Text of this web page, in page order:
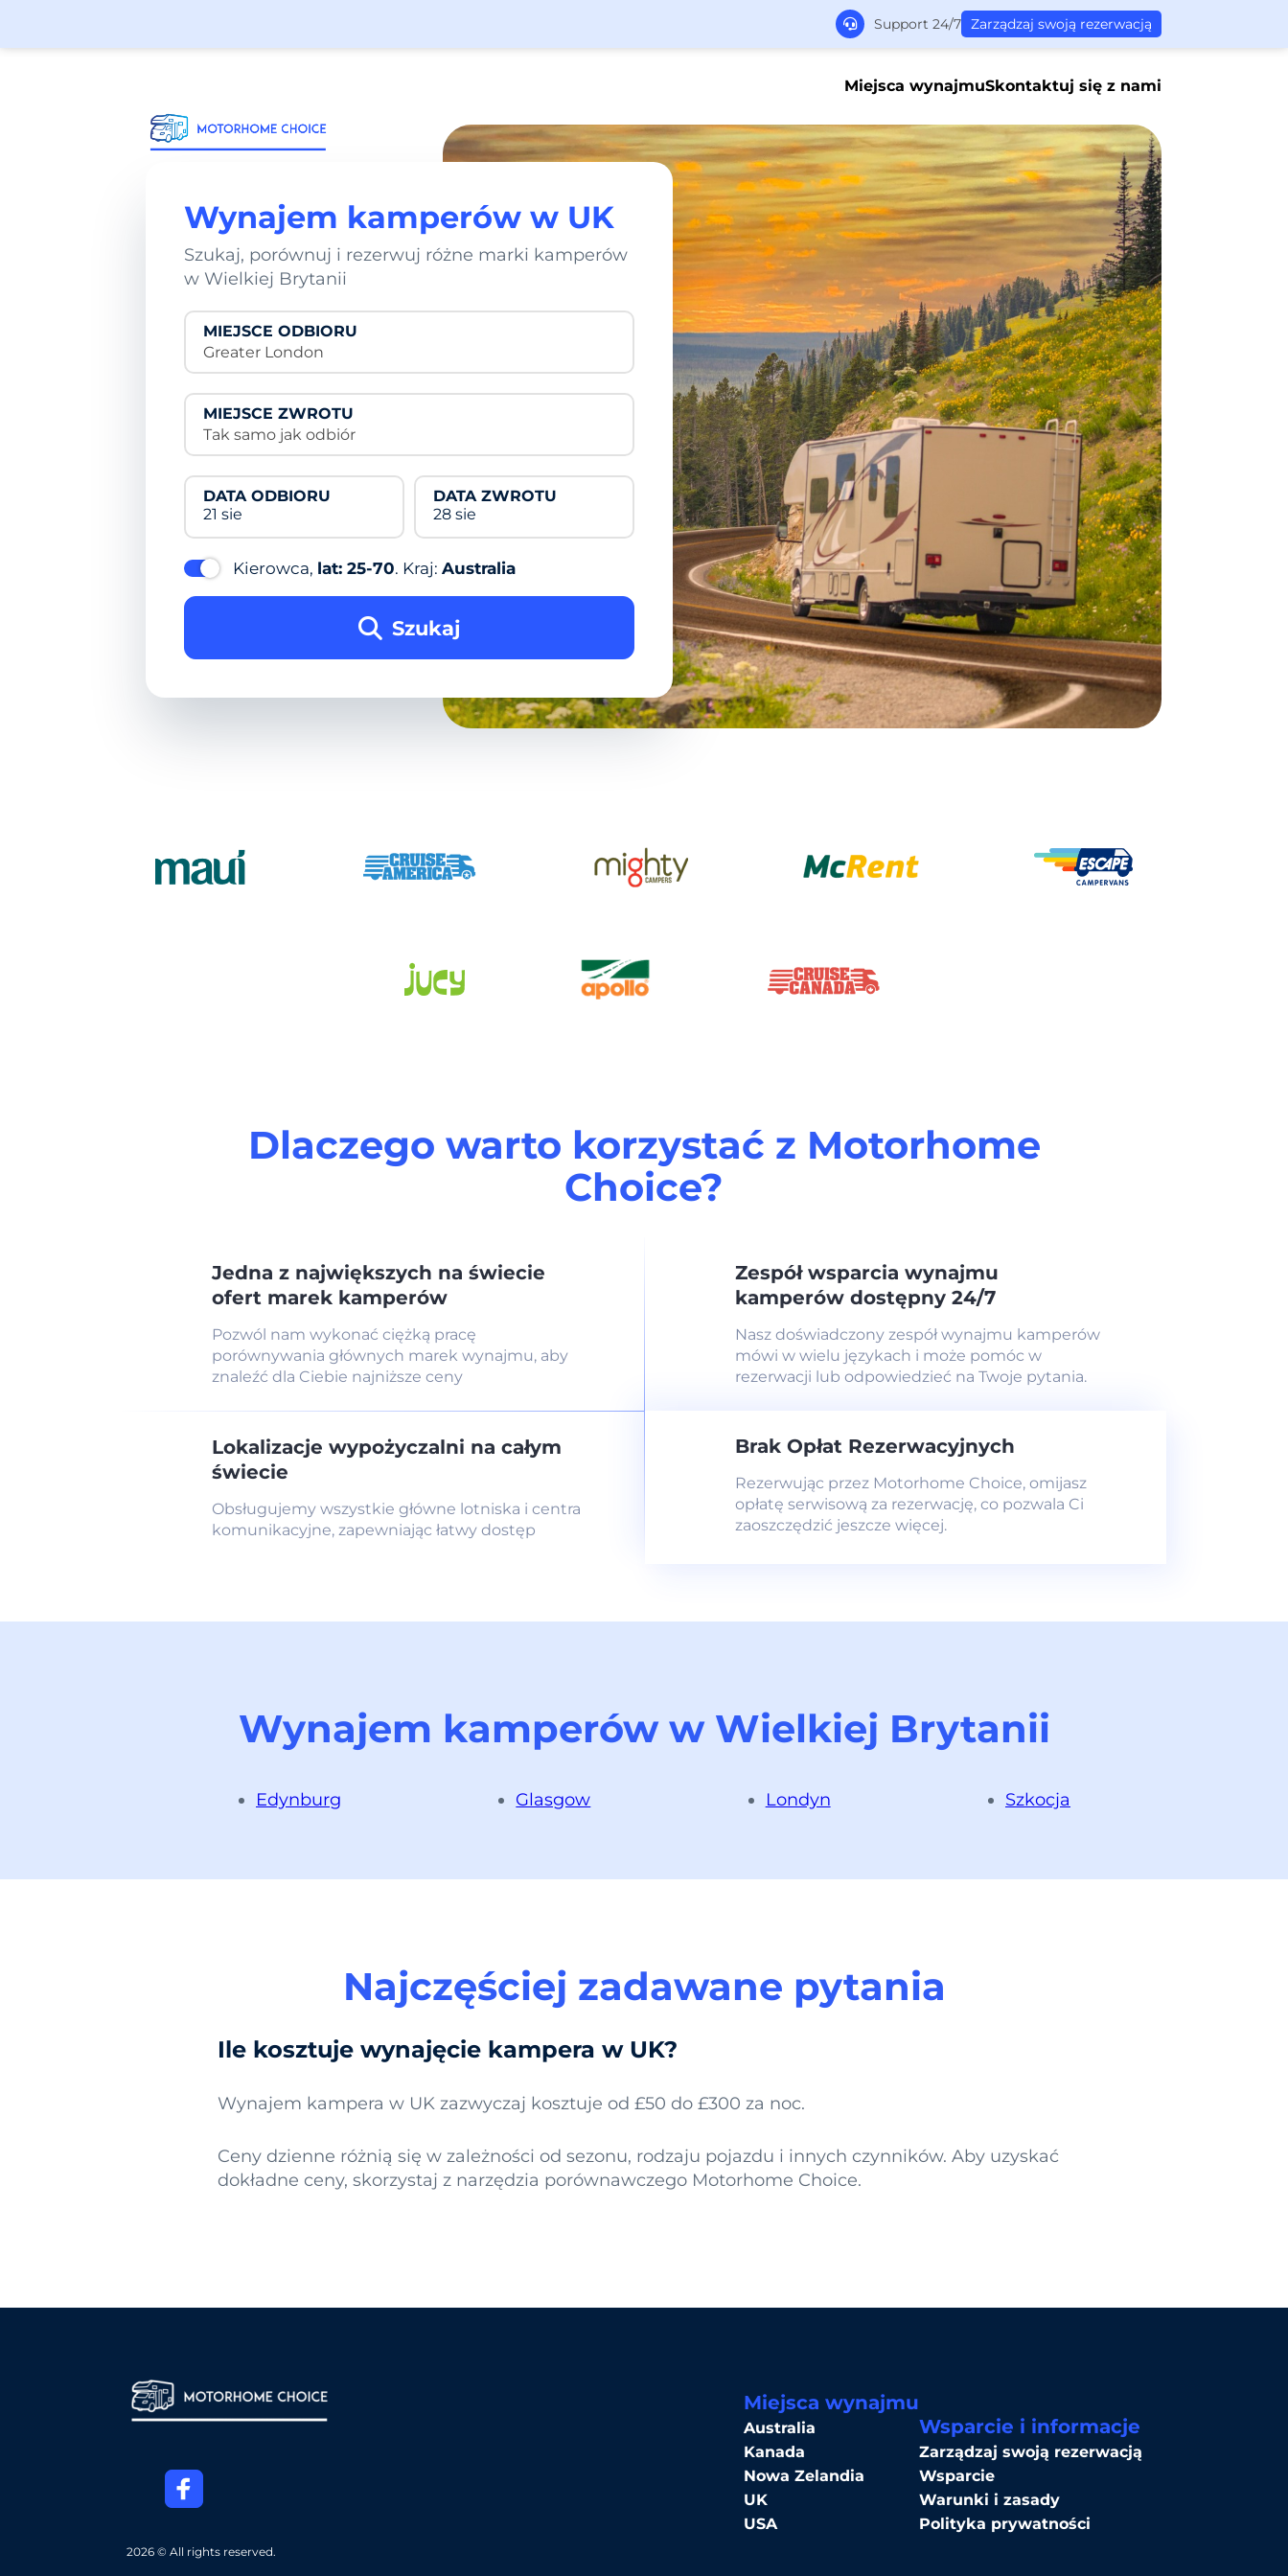
Support 24/7 Zarządzaj swoją rezerwacją
Miejsca wynajmuSkontaktuj się z nami
Wynajem kamperów w UK
Szukaj, porównuj i rezerwuj różne marki kamperów
w Wielkiej Brytanii
MIEJSCE ODBIORU
Greater London
MIEJSCE ZWROTU
Tak samo jak odbiór
DATA ODBIORU
21 sie
DATA ZWROTU
28 sie
Kierowca, lat: 25-70. Kraj: Australia
Szukaj
Dlaczego warto korzystać z Motorhome
Choice?
Jedna z największych na świecie
ofert marek kamperów
Pozwól nam wykonać ciężką pracę
porównywania głównych marek wynajmu, aby
znaleźć dla Ciebie najniższe ceny
Zespół wsparcia wynajmu
kamperów dostępny 24/7
Nasz doświadczony zespół wynajmu kamperów
mówi w wielu językach i może pomóc w
rezerwacji lub odpowiedzieć na Twoje pytania.
Lokalizacje wypożyczalni na całym
świecie
Obsługujemy wszystkie główne lotniska i centra
komunikacyjne, zapewniając łatwy dostęp
Brak Opłat Rezerwacyjnych
Rezerwując przez Motorhome Choice, omijasz
opłatę serwisową za rezerwację, co pozwala Ci
zaoszczędzić jeszcze więcej.
Wynajem kamperów w Wielkiej Brytanii
Edynburg Glasgow Londyn Szkocja
Najczęściej zadawane pytania
Ile kosztuje wynajęcie kampera w UK?
Wynajem kampera w UK zazwyczaj kosztuje od £50 do £300 za noc.
Ceny dzienne różnią się w zależności od sezonu, rodzaju pojazdu i innych czynników. Aby uzyskać
dokładne ceny, skorzystaj z narzędzia porównawczego Motorhome Choice.
2026 © All rights reserved.
Miejsca wynajmu
Australia
Kanada
Nowa Zelandia
UK
USA
Wsparcie i informacje
Zarządzaj swoją rezerwacją
Wsparcie
Warunki i zasady
Polityka prywatności